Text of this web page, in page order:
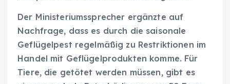
Der Ministeriumssprecher ergänzte auf
Nachfrage, dass es durch die saisonale
Geflügelpest regelmäßig zu Restriktionen im
Handel mit Geflügelprodukten komme. Für
Tiere, die getötet werden müssen, gibt es